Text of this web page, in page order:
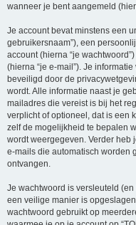
wanneer je bent aangemeld
Je account bevat minstens een
gebruikersnaam”), een
account (hierna “je
(hierna “je e-mail”). Je
beveiligd door de
wordt. Alle informatie naast je
mailadres die vereist is bij het
verplicht of optioneel, dat is een
zelf de mogelijkheid te bepalen
wordt weergegeven. Verder heb
e-mails die automatisch worden
ontvangen.
Je wachtwoord is versleuteld
een veilige manier is
wachtwoord gebruikt op